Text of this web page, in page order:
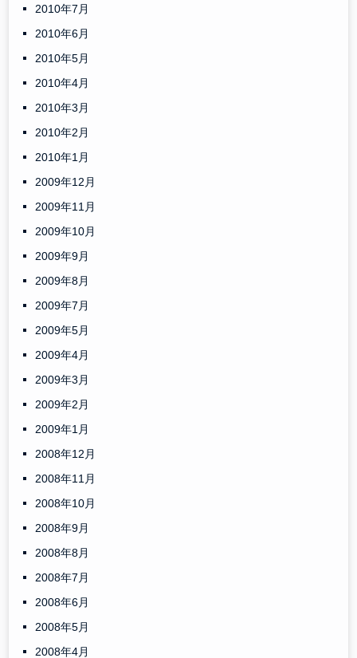
2010年7月
2010年6月
2010年5月
2010年4月
2010年3月
2010年2月
2010年1月
2009年12月
2009年11月
2009年10月
2009年9月
2009年8月
2009年7月
2009年5月
2009年4月
2009年3月
2009年2月
2009年1月
2008年12月
2008年11月
2008年10月
2008年9月
2008年8月
2008年7月
2008年6月
2008年5月
2008年4月